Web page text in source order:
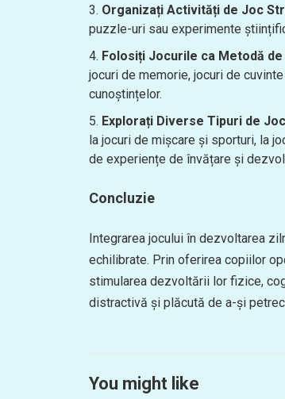
Organizați Activități de Joc
puzzle-uri sau experimente
Folosiți Jocurile ca Metodă
jocuri de memorie, jocuri de
cunoștințelor.
Explorați Diverse Tipuri de
la jocuri de mișcare și sporturi, la
de experiențe de învățare și
Concluzie
Integrarea jocului în dezvoltarea
echilibrate. Prin oferirea copiilor
stimularea dezvoltării lor fizice,
distractivă și plăcută de a-și
You might like